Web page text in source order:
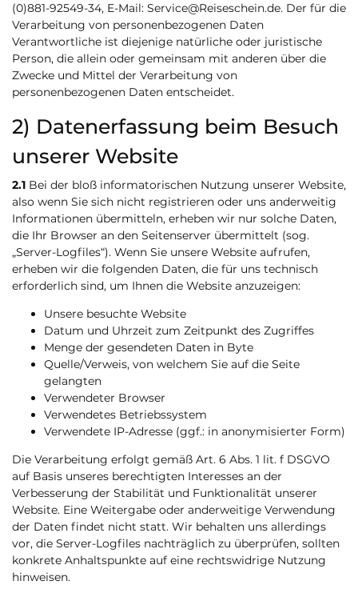
(0)881-92549-34, E-Mail: Service@Reiseschein.de. Der für die
Verarbeitung von personenbezogenen Daten
Verantwortliche ist diejenige natürliche oder juristische
Person, die allein oder gemeinsam mit anderen über die
Zwecke und Mittel der Verarbeitung von
personenbezogenen Daten entscheidet.
2) Datenerfassung beim Besuch
unserer Website
2.1 Bei der bloß informatorischen Nutzung unserer Website,
also wenn Sie sich nicht registrieren oder uns anderweitig
Informationen übermitteln, erheben wir nur solche Daten,
die Ihr Browser an den Seitenserver übermittelt (sog.
„Server-Logfiles“). Wenn Sie unsere Website aufrufen,
erheben wir die folgenden Daten, die für uns technisch
erforderlich sind, um Ihnen die Website anzuzeigen:
Unsere besuchte Website
Datum und Uhrzeit zum Zeitpunkt des Zugriffes
Menge der gesendeten Daten in Byte
Quelle/Verweis, von welchem Sie auf die Seite
gelangten
Verwendeter Browser
Verwendetes Betriebssystem
Verwendete IP-Adresse (ggf.: in anonymisierter Form)
Die Verarbeitung erfolgt gemäß Art. 6 Abs. 1 lit. f DSGVO
auf Basis unseres berechtigten Interesses an der
Verbesserung der Stabilität und Funktionalität unserer
Website. Eine Weitergabe oder anderweitige Verwendung
der Daten findet nicht statt. Wir behalten uns allerdings
vor, die Server-Logfiles nachträglich zu überprüfen, sollten
konkrete Anhaltspunkte auf eine rechtswidrige Nutzung
hinweisen.